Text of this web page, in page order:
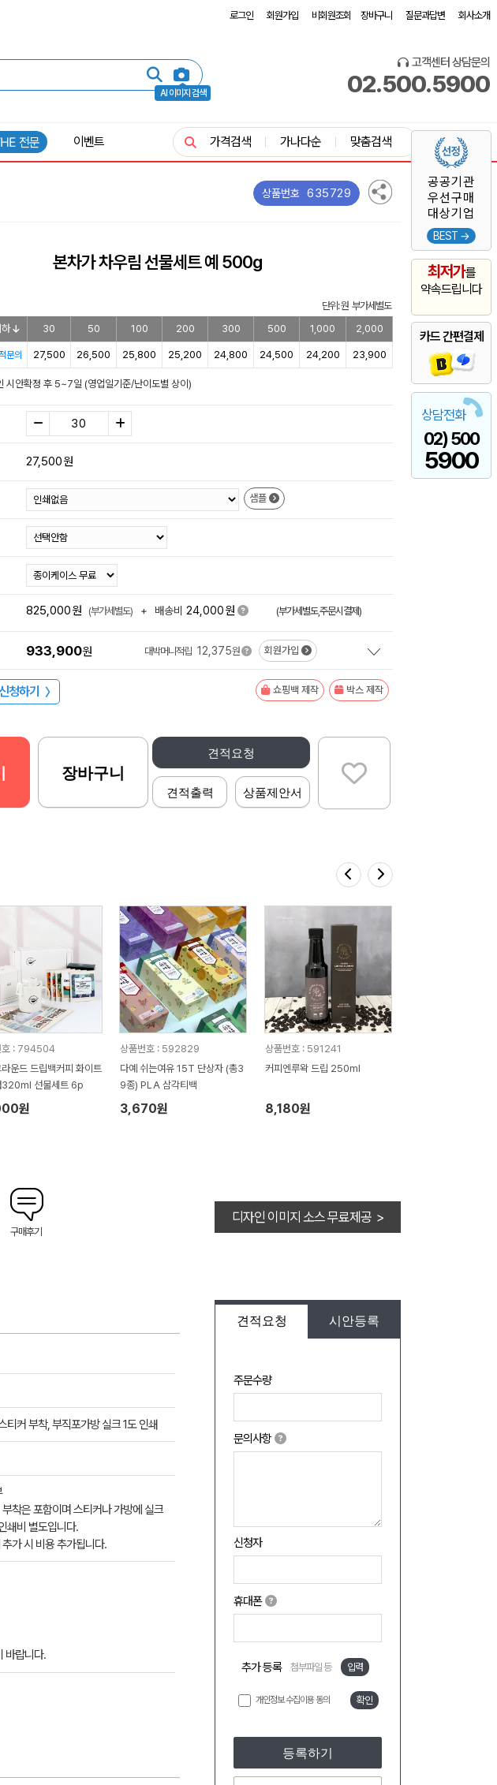
로그인 회원가입 비회원조회 장바구니 질문과답변 회사소개
AI 이미지 검색
고객센터 상담문의
02.500.5900
공공기관
우선구매
대상기업
BEST →
최저가를
약속드립니다
카드 간편결제
상담전화
02) 500
5900
전문 이벤트 가격검색 가나다순 맞춤검색
상품번호 635729
본차가 차우림 선물세트 예 500g
단위: 원 부가세별도
하 30 50 100 200 300 500 1,000 2,000
문의 27,500 26,500 25,800 25,200 24,800 24,500 24,200 23,900
시안확정 후 5~7일 (영업일기준/난이도별 상이)
27,500원
샘플
825,000원 (부가세별도) + 배송비 24,000원 (부가세별도,주문시결제)
933,900원 대박머니적립 12,375원 회원가입
청하기 〉 쇼핑백 제작 박스 제작
견적요청
견적출력 상품제안서
장바구니
호 : 794504
운드 드립백커피 화이트
320ml 선물세트 6p
원
상품번호 : 592829
다예 쉬는여유 15T 단상자 (총3
9종) PLA 삼각티백
3,670원
상품번호 : 591241
커피엔루왁 드립 250ml
8,180원
구매후기
디자인 이미지 소스 무료제공 >
견적요청 시안등록
주문수량
문의사항
신청자
휴대폰
추가 등록 첨부파일 등 입력
개인정보 수집이용 동의 확인
등록하기
티커 부착, 부직포가방 실크 1도 인쇄
착은 포함이며 스티커나 가방에 실크
쇄비 별도입니다.
가 시 비용 추가됩니다.
바랍니다.